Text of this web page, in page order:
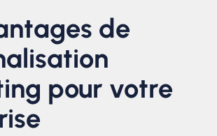
de
pour votre